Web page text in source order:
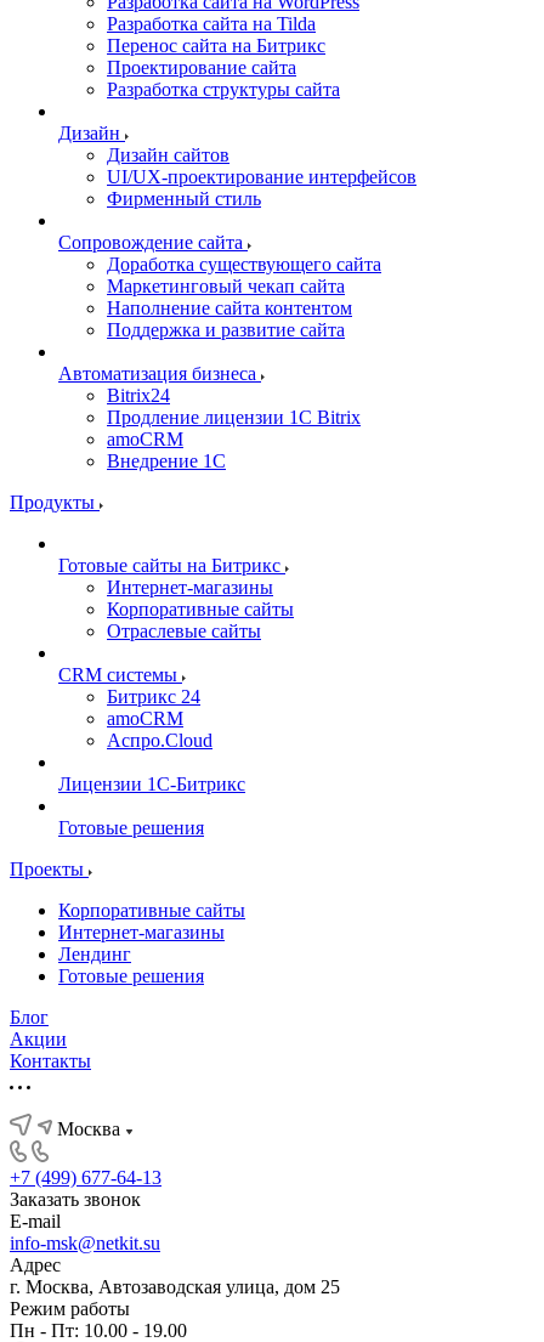
Разработка сайта на Tilda
Перенос сайта на Битрикс
Проектирование сайта
Разработка структуры сайта
Дизайн
Дизайн сайтов
UI/UX-проектирование интерфейсов
Фирменный стиль
Сопровождение сайта
Доработка существующего сайта
Маркетинговый чекап сайта
Наполнение сайта контентом
Поддержка и развитие сайта
Автоматизация бизнеса
Bitrix24
Продление лицензии 1C Bitrix
amoCRM
Внедрение 1C
Продукты
Готовые сайты на Битрикс
Интернет-магазины
Корпоративные сайты
Отраслевые сайты
CRM системы
Битрикс 24
amoCRM
Аспро.Cloud
Лицензии 1С-Битрикс
Готовые решения
Проекты
Корпоративные сайты
Интернет-магазины
Лендинг
Готовые решения
Блог
Акции
Контакты
Москва
+7 (499) 677-64-13
Заказать звонок
E-mail
info-msk@netkit.su
Адрес
г. Москва, Автозаводская улица, дом 25
Режим работы
Пн - Пт: 10.00 - 19.00